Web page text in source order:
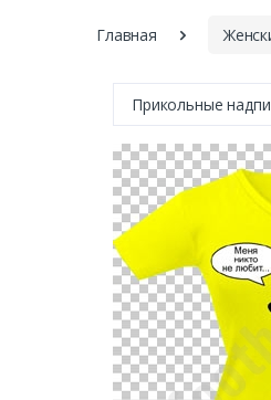
Главная
Прикольные